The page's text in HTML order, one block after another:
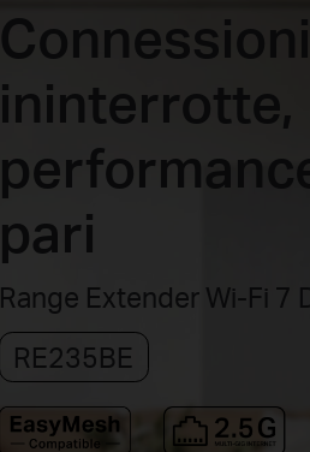
Connessioni
ininterrotte,
pari
Range Extender Wi-Fi 7
RE235BE